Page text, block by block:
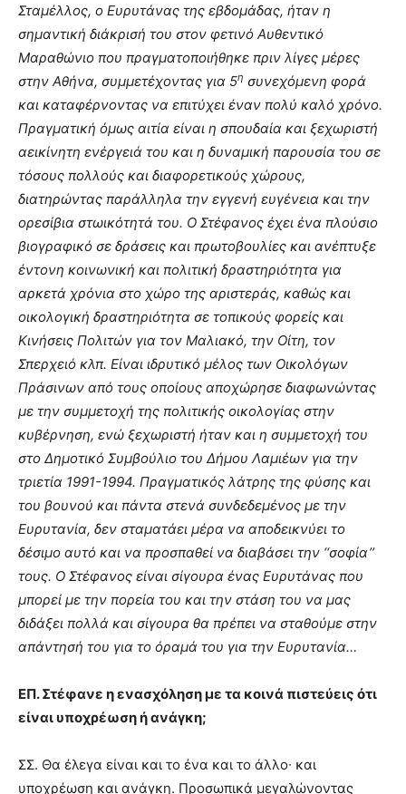
Σταμέλλος, ο Ευρυτάνας της εβδομάδας, ήταν η
σημαντική διάκρισή του στον φετινό Αυθεντικό
Μαραθώνιο που πραγματοποιήθηκε πριν λίγες μέρες
στην Αθήνα, συμμετέχοντας για 5η συνεχόμενη φορά
και καταφέρνοντας να επιτύχει έναν πολύ καλό χρόνο.
Πραγματική όμως αιτία είναι η σπουδαία και ξεχωριστή
αεικίνητη ενέργειά του και η δυναμική παρουσία του σε
τόσους πολλούς και διαφορετικούς χώρους,
διατηρώντας παράλληλα την εγγενή ευγένεια και την
ορεσίβια στωικότητά του. Ο Στέφανος έχει ένα πλούσιο
βιογραφικό σε δράσεις και πρωτοβουλίες και ανέπτυξε
έντονη κοινωνική και πολιτική δραστηριότητα για
αρκετά χρόνια στο χώρο της αριστεράς, καθώς και
οικολογική δραστηριότητα σε τοπικούς φορείς και
Κινήσεις Πολιτών για τον Μαλιακό, την Οίτη, τον
Σπερχειό κλπ. Είναι ιδρυτικό μέλος των Οικολόγων
Πράσινων από τους οποίους αποχώρησε διαφωνώντας
με την συμμετοχή της πολιτικής οικολογίας στην
κυβέρνηση, ενώ ξεχωριστή ήταν και η συμμετοχή του
στο Δημοτικό Συμβούλιο του Δήμου Λαμιέων για την
τριετία 1991-1994. Πραγματικός λάτρης της φύσης και
του βουνού και πάντα στενά συνδεδεμένος με την
Ευρυτανία, δεν σταματάει μέρα να αποδεικνύει το
δέσιμο αυτό και να προσπαθεί να διαβάσει την ‘‘σοφία’’
τους. Ο Στέφανος είναι σίγουρα ένας Ευρυτάνας που
μπορεί με την πορεία του και την στάση του να μας
διδάξει πολλά και σίγουρα θα πρέπει να σταθούμε στην
απάντησή του για το όραμά του για την Ευρυτανία…
ΕΠ. Στέφανε η ενασχόληση με τα κοινά πιστεύεις ότι
είναι υποχρέωση ή ανάγκη;
ΣΣ. Θα έλεγα είναι και το ένα και το άλλο∙ και
υποχρέωση και ανάγκη. Προσωπικά μεγαλώνοντας